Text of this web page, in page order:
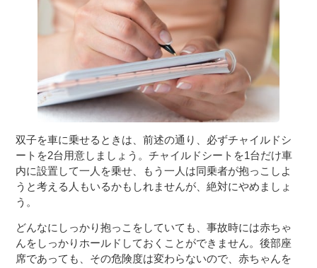
双子を車に乗せるときは、前述の通り、必ずチャイルドシ
ートを2台用意しましょう。チャイルドシートを1台だけ車
内に設置して一人を乗せ、もう一人は同乗者が抱っこしよ
うと考える人もいるかもしれませんが、絶対にやめましょ
う。
どんなにしっかり抱っこをしていても、事故時には赤ちゃ
んをしっかりホールドしておくことができません。後部座
席であっても、その危険度は変わらないので、赤ちゃんを